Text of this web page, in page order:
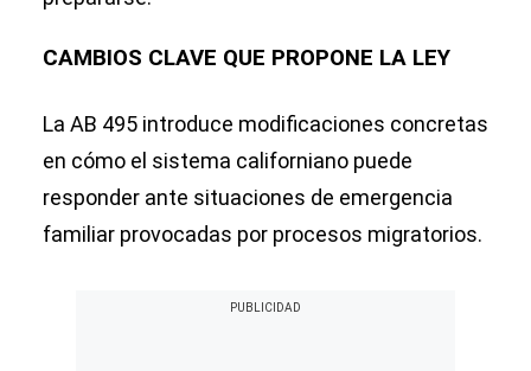
CAMBIOS CLAVE QUE PROPONE LA LEY
La AB 495 introduce modificaciones concretas
en cómo el sistema californiano puede
responder ante situaciones de emergencia
familiar provocadas por procesos migratorios.